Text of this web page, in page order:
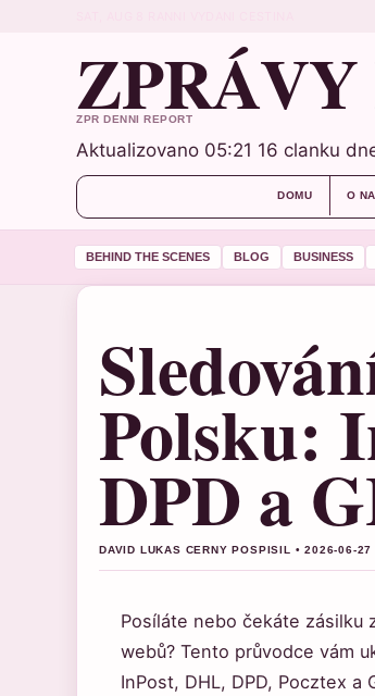
ZPR DENNI REPORT
Aktualizovano 05:21 16 clanku
DOMU O
BEHIND THE SCENES BLOG BUSINESS
Polsku:
DPD a
DAVID LUKAS CERNY POSPISIL • 2026-06-
Posíláte nebo čekáte zásilku
webů? Tento průvodce vám
InPost, DHL, DPD, Pocztex a